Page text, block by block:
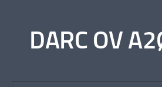
DARC OV